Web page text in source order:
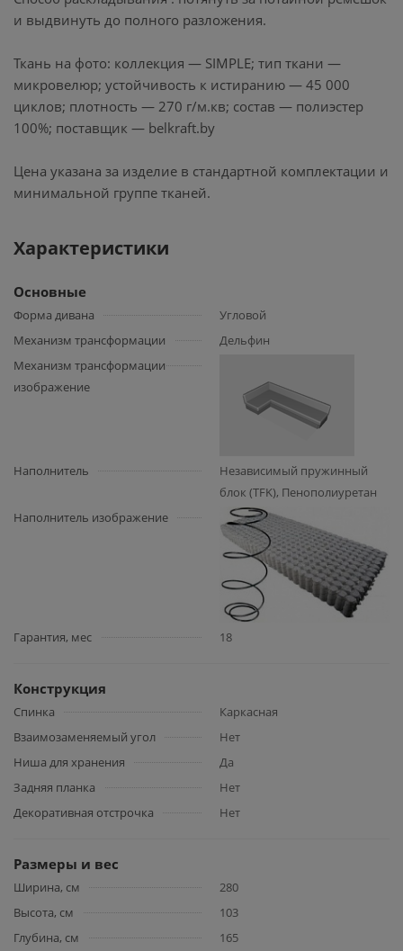
и выдвинуть до полного разложения.
Ткань на фото: коллекция — SIMPLE; тип ткани —
микровелюр; устойчивость к истиранию — 45 000
циклов; плотность — 270 г/м.кв; состав — полиэстер
100%; поставщик — belkraft.by
Цена указана за изделие в стандартной комплектации и
минимальной группе тканей.
Характеристики
Основные
Форма дивана
Угловой
Механизм трансформации
Дельфин
Механизм трансформации
изображение
Наполнитель
Независимый пружинный
блок (TFK), Пенополиуретан
Наполнитель изображение
Гарантия, мес 18
Конструкция
Спинка
Каркасная
Взаимозаменяемый угол
Нет
Ниша для хранения
Да
Задняя планка
Нет
Декоративная отстрочка
Нет
Размеры и вес
Ширина, см
280
Высота, см
103
Глубина, см
165